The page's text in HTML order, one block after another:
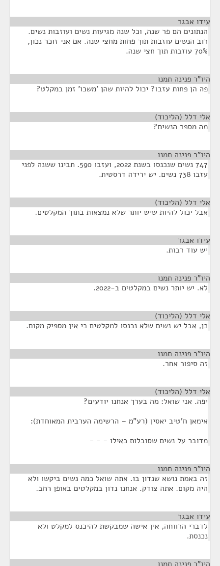
עידו אבגר
הנתונים הם פר שנה, וכל שנה מגיעות נשים ועוזבות נשים.
רוב הנשים עוזבות תוך פחות מחצי שנה. אם אני זוכר נכון,
70% עוזבות תוך חצי שנה.
היו"ר פנינה תמנו
פה הן פחות עזבו? יכול להיות שהן 'משכו' זמן במקלט?
אלי דלל (הליכוד)
מה מספר הנשים?
היו"ר פנינה תמנו
747 נשים שנכנסו בשנת 2022, ועזבו 590. תבינו ששנה לפני
עזבו 738 נשים. יש ירידה דרסטית.
אלי דלל (הליכוד)
אבל יכול להיות שיש יותר שלא נמצאות בתוך המקלטים.
עידו אבגר
יש עוד רבות.
היו"ר פנינה תמנו
לא. יש יותר נשים במקלטים ב-2022.
אלי דלל (הליכוד)
כן, אבל יש נשים שלא נכנסו למקלטים כי אין מספיק מקום.
היו"ר פנינה תמנו
זה סיפור אחר.
אלי דלל (הליכוד)
יפה. אני שואל: מה בערך אנחנו יודעים?
אימאן ח'טיב יאסין (רע"מ – הרשימה הערבית המאוחדת):
מדובר על נשים שסובלות כאילו - - -
היו"ר פנינה תמנו
זה באמת נושא שנדון בו. אתה שואל כמה נשים ביקשו ולא
היה מקום. אתה צודק. אנחנו נדון במקלטים באופן רחב.
עידו אבגר
לדברי הרווחה, אין אישה שמבקשת להיכנס למקלט ולא
נכנסת.